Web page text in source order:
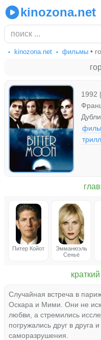
kinozona.net
kinozona.net фильмы •
1992
Питер Койот
Эмманюэль
Сенье
Случайная встреча в
Оскара и Мими. Они не
любви, а стремились
погружались друг в друга
саморазрушения.